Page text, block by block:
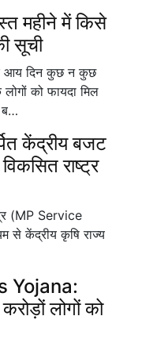
महीने में किसे
सूची
आय दिन कुछ न कुछ
को फायदा मिल
ब…
केंद्रीय बजट
राष्ट्र
(MP Service
से केंद्रीय कृषि राज्य
Yojana:
लोगों को